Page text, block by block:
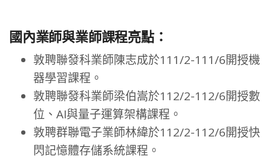
國內業師與業師課程亮點：
敦聘聯發科業師陳志成於111/2-111/6開授機
器學習課程。
敦聘聯發科業師梁伯嵩於112/2-112/6開授數
位、AI與量子運算架構課程。
敦聘群聯電子業師林緯於112/2-112/6開授快
閃記憶體存儲系統課程。